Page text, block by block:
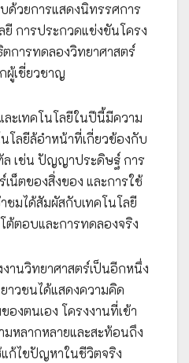
ด้วยการแสดงนิทรรศการ
ยี การประกวดแข่งขันโครง
การทดลองวิทยาศาสตร์
ผู้เชี่ยวชาญ
ะเทคโนโลยีในปีนี้มีความ
โลยีล้อำหน้าที่เกี่ยวข้องกับ
ล เช่น ปัญญาประดิษฐ์ การ
เน็ตของสิ่งของ และการใช้
ชมได้สัมผัสกับเทคโนโลยี
ต้ตอบและการทดลองจริง
านวิทยาศาสตร์เป็นอีกหนึ่ง
าวชนได้แสดงความคิด
งตนเอง โครงงานที่เข้า
หลากหลายและสะท้อนถึง
ก้ไขปัญหาในชีวิตจริง